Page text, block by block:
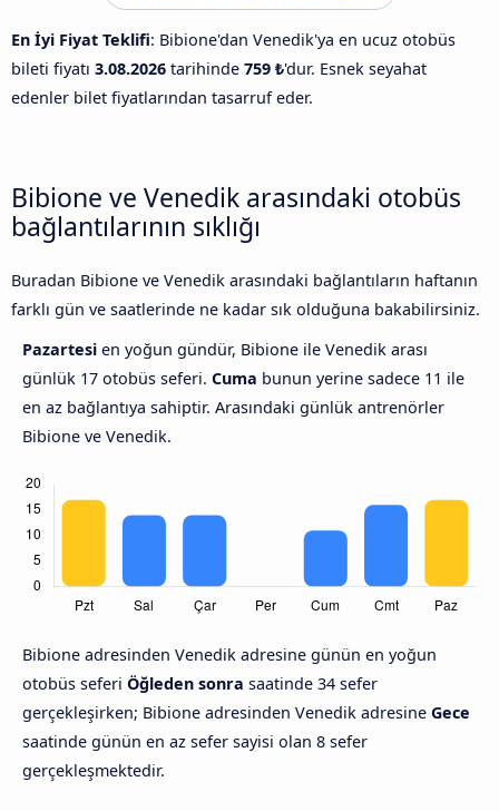
En İyi Fiyat Teklifi: Bibione'dan Venedik'ya en ucuz otobüs
bileti fiyatı 3.08.2026 tarihinde 759 ₺'dur. Esnek seyahat
edenler bilet fiyatlarından tasarruf eder.
Bibione ve Venedik arasındaki otobüs
bağlantılarının sıklığı
Buradan Bibione ve Venedik arasındaki bağlantıların haftanın
farklı gün ve saatlerinde ne kadar sık olduğuna bakabilirsiniz.
Pazartesi en yoğun gündür, Bibione ile Venedik arası
günlük 17 otobüs seferi. Cuma bunun yerine sadece 11 ile
en az bağlantıya sahiptir. Arasındaki günlük antrenörler
Bibione ve Venedik.
Bibione adresinden Venedik adresine günün en yoğun
otobüs seferi Öğleden sonra saatinde 34 sefer
gerçekleşirken; Bibione adresinden Venedik adresine Gece
saatinde günün en az sefer sayisi olan 8 sefer
gerçekleşmektedir.